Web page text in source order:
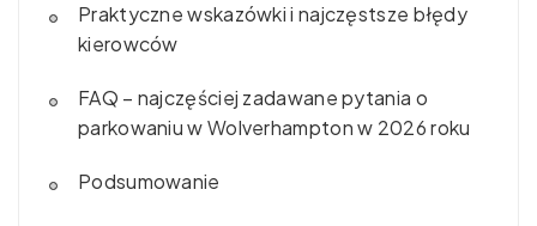
Praktyczne wskazówki i najczęstsze błędy
kierowców
FAQ – najczęściej zadawane pytania o
parkowaniu w Wolverhampton w 2026 roku
Podsumowanie